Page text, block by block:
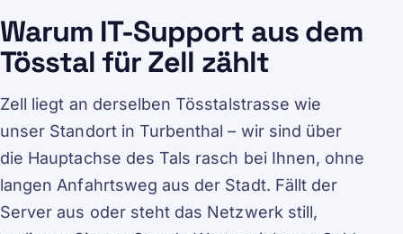
Warum IT-Support aus dem
Tösstal für Zell zählt
Zell liegt an derselben Tösstalstrasse wie
unser Standort in Turbenthal – wir sind über
die Hauptachse des Tals rasch bei Ihnen, ohne
langen Anfahrtsweg aus der Stadt. Fällt der
Server aus oder steht das Netzwerk still,